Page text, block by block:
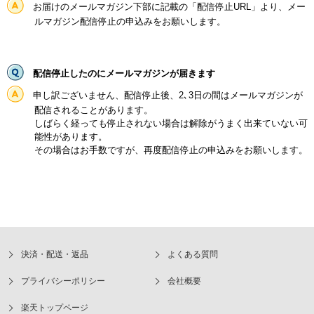
お届けのメールマガジン下部に記載の「配信停止URL」より、メー
ルマガジン配信停止の申込みをお願いします。
配信停止したのにメールマガジンが届きます
申し訳ございません、配信停止後、2､3日の間はメールマガジンが
配信されることがあります。
しばらく経っても停止されない場合は解除がうまく出来ていない可
能性があります。
その場合はお手数ですが、再度配信停止の申込みをお願いします。
決済・配送・返品 よくある質問
プライバシーポリシー 会社概要
楽天トップページ